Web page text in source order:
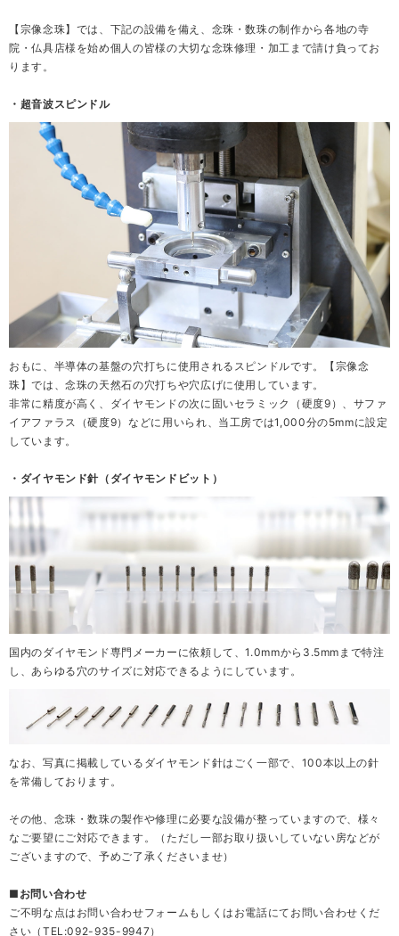
【宗像念珠】では、下記の設備を備え、念珠・数珠の制作から各地の寺
院・仏具店様を始め個人の皆様の大切な念珠修理・加工まで請け負ってお
ります。
・超音波スピンドル
おもに、半導体の基盤の穴打ちに使用されるスピンドルです。【宗像念
珠】では、念珠の天然石の穴打ちや穴広げに使用しています。
非常に精度が高く、ダイヤモンドの次に固いセラミック（硬度9）、サファ
イアファラス（硬度9）などに用いられ、当工房では1,000分の5mmに設定
しています。
・ダイヤモンド針（ダイヤモンドビット）
国内のダイヤモンド専門メーカーに依頼して、1.0mmから3.5mmまで特注
し、あらゆる穴のサイズに対応できるようにしています。
なお、写真に掲載しているダイヤモンド針はごく一部で、100本以上の針
を常備しております。
その他、念珠・数珠の製作や修理に必要な設備が整っていますので、様々
なご要望にご対応できます。（ただし一部お取り扱いしていない房などが
ございますので、予めご了承くださいませ）
■お問い合わせ
ご不明な点はお問い合わせフォームもしくはお電話にてお問い合わせくだ
さい（TEL:092-935-9947）